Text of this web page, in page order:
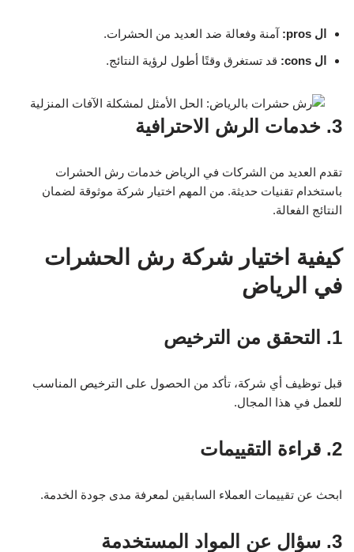
ال pros:
آمنة وفعالة ضد العديد من الحشرات.
ال cons:
قد تستغرق وقتًا أطول لرؤية النتائج.
3. خدمات الرش الاحترافية
تقدم العديد من الشركات في الرياض خدمات رش الحشرات
باستخدام تقنيات حديثة. من المهم اختيار شركة موثوقة لضمان
النتائج الفعالة.
كيفية اختيار شركة رش الحشرات
في الرياض
1. التحقق من الترخيص
قبل توظيف أي شركة، تأكد من الحصول على الترخيص المناسب
للعمل في هذا المجال.
2. قراءة التقييمات
ابحث عن تقييمات العملاء السابقين لمعرفة مدى جودة الخدمة.
3. سؤال عن المواد المستخدمة